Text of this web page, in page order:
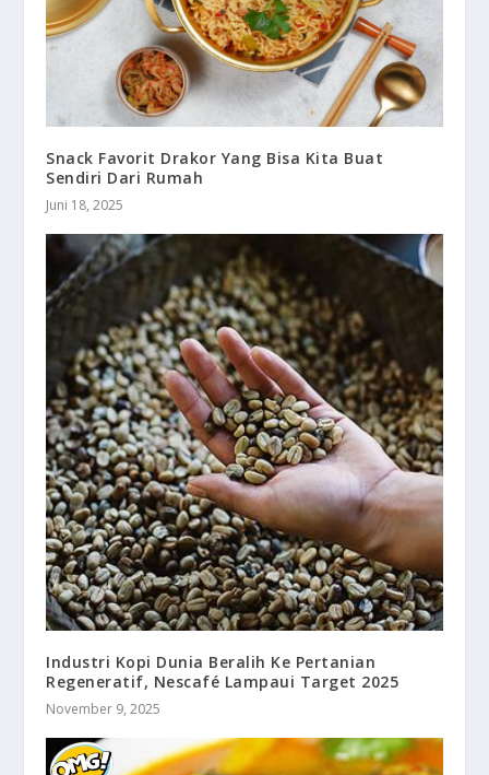
Snack Favorit Drakor Yang Bisa Kita Buat
Sendiri Dari Rumah
Juni 18, 2025
Industri Kopi Dunia Beralih Ke Pertanian
Regeneratif, Nescafé Lampaui Target 2025
November 9, 2025